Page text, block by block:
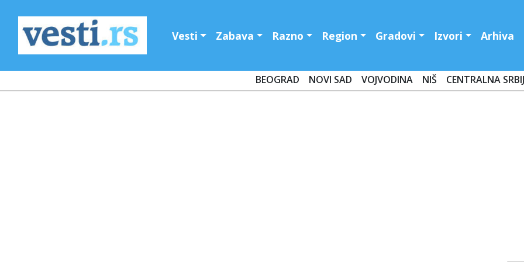
Vesti Zabava Razno Region Gradovi Izvori Arhiva
BEOGRAD NOVI SAD VOJVODINA NIŠ CENTRALNA